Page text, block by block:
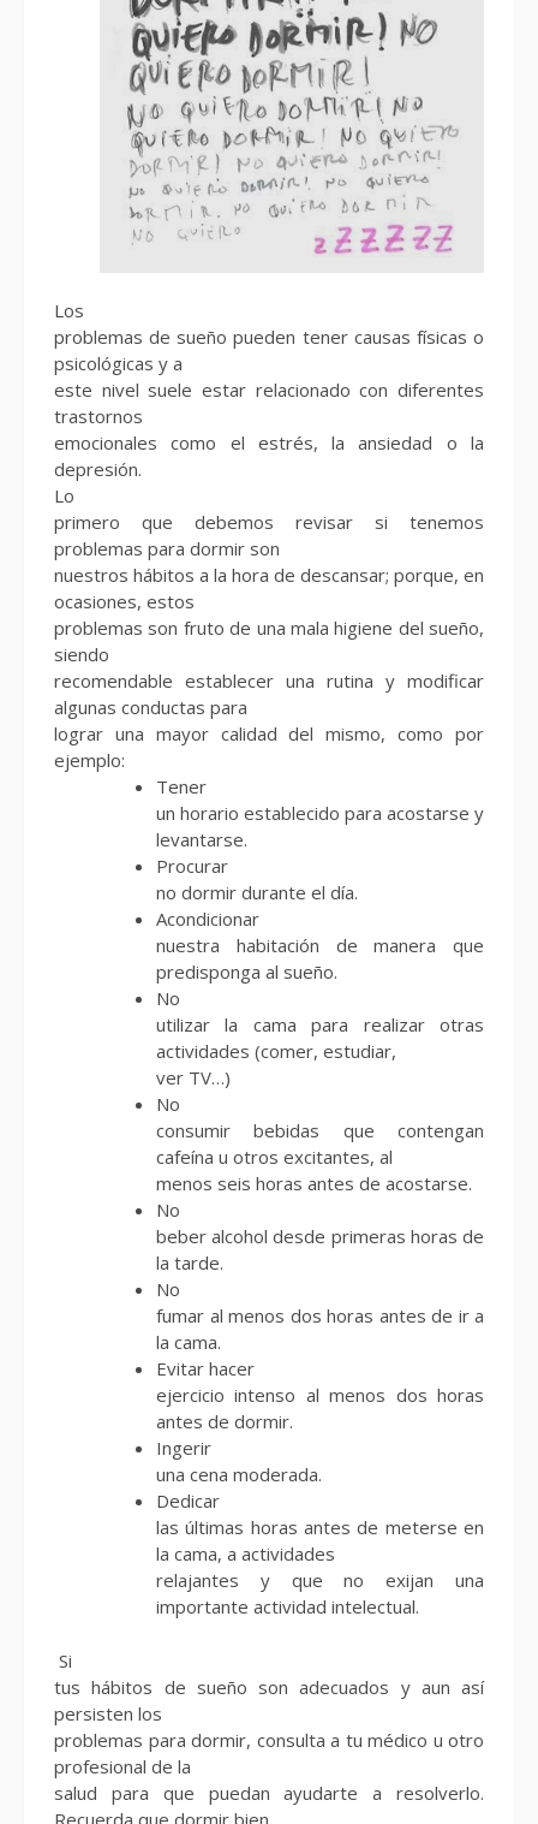
Los
problemas de sueño pueden tener causas físicas o
psicológicas y a
este nivel suele estar relacionado con diferentes
trastornos
emocionales como el estrés, la ansiedad o la
depresión.
Lo
primero que debemos revisar si tenemos
problemas para dormir son
nuestros hábitos a la hora de descansar; porque, en
ocasiones, estos
problemas son fruto de una mala higiene del sueño,
siendo
recomendable establecer una rutina y modificar
algunas conductas para
lograr una mayor calidad del mismo, como por
ejemplo:
Tener
un horario establecido para acostarse y
levantarse.
Procurar
no dormir durante el día.
Acondicionar
nuestra habitación de manera que
predisponga al sueño.
No
utilizar la cama para realizar otras
actividades (comer, estudiar,
ver TV…)
No
consumir bebidas que contengan
cafeína u otros excitantes, al
menos seis horas antes de acostarse.
No
beber alcohol desde primeras horas de
la tarde.
No
fumar al menos dos horas antes de ir a
la cama.
Evitar hacer
ejercicio intenso al menos dos horas
antes de dormir.
Ingerir
una cena moderada.
Dedicar
las últimas horas antes de meterse en
la cama, a actividades
relajantes y que no exijan una
importante actividad intelectual.
Si
tus hábitos de sueño son adecuados y aun así
persisten los
problemas para dormir, consulta a tu médico u otro
profesional de la
salud para que puedan ayudarte a resolverlo.
Recuerda que dormir bien